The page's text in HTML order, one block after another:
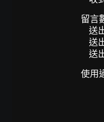
留言
送
送
送
使用